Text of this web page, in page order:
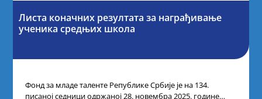
Листа коначних резултата за награђивање
ученика средњих школа
Фонд за младе таленте Републике Србије је на 134.
писаној седници одржаној 28. новембра 2025. године